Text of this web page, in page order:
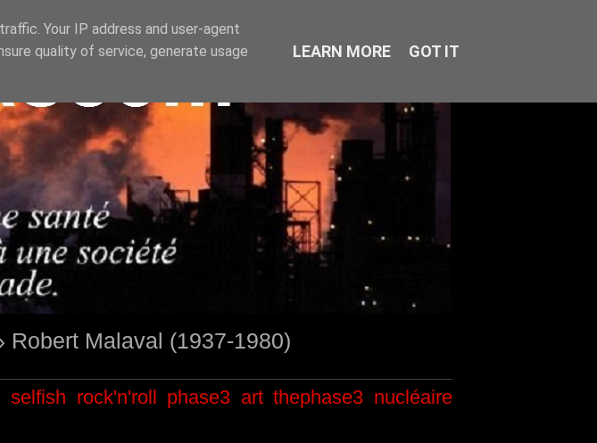
Malaval (1937-1980)
selfish rock'n'roll phase3 art thephase3 nucléaire
Your IP address and user-agent
quality of service, generate usage
LEARN MORE GOT IT